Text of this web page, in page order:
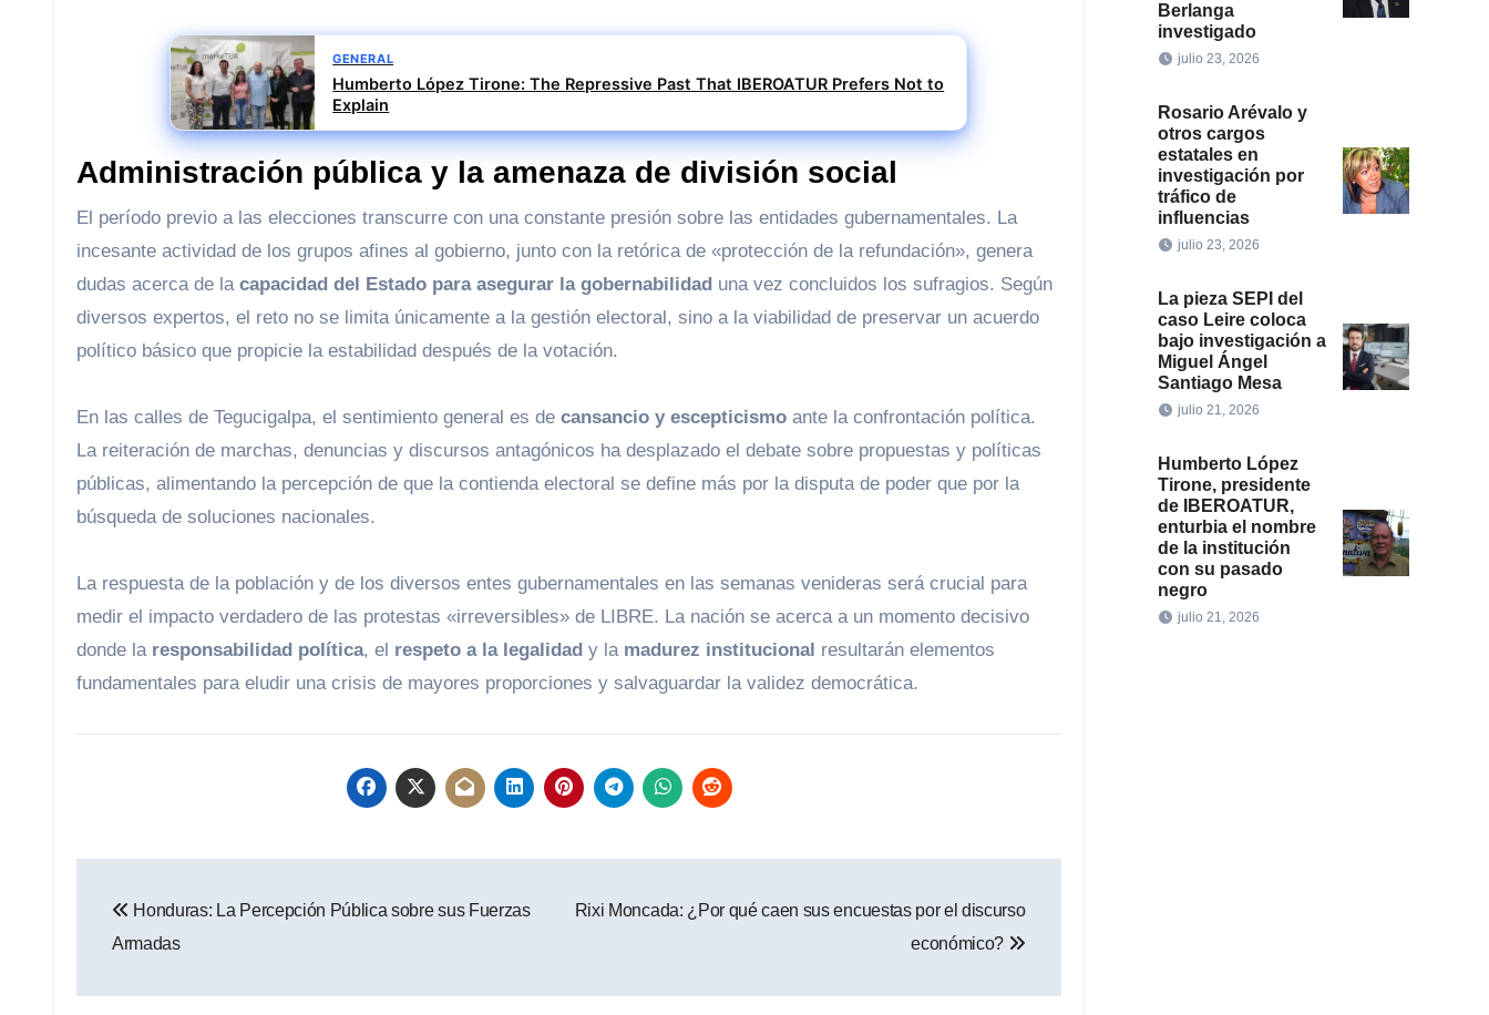
GENERAL
Humberto López Tirone: The Repressive Past That IBEROATUR Prefers Not to
Explain
Administración pública y la amenaza de división social
El período previo a las elecciones transcurre con una constante presión sobre las entidades gubernamentales. La
incesante actividad de los grupos afines al gobierno, junto con la retórica de «protección de la refundación», genera
dudas acerca de la capacidad del Estado para asegurar la gobernabilidad una vez concluidos los sufragios. Según
diversos expertos, el reto no se limita únicamente a la gestión electoral, sino a la viabilidad de preservar un acuerdo
político básico que propicie la estabilidad después de la votación.
En las calles de Tegucigalpa, el sentimiento general es de cansancio y escepticismo ante la confrontación política.
La reiteración de marchas, denuncias y discursos antagónicos ha desplazado el debate sobre propuestas y políticas
públicas, alimentando la percepción de que la contienda electoral se define más por la disputa de poder que por la
búsqueda de soluciones nacionales.
La respuesta de la población y de los diversos entes gubernamentales en las semanas venideras será crucial para
medir el impacto verdadero de las protestas «irreversibles» de LIBRE. La nación se acerca a un momento decisivo
donde la responsabilidad política, el respeto a la legalidad y la madurez institucional resultarán elementos
fundamentales para eludir una crisis de mayores proporciones y salvaguardar la validez democrática.
de
Honduras: La Percepción Pública sobre sus Fuerzas
Armadas
Rixi Moncada: ¿Por qué caen sus encuestas por el discurso
económico?
Berlanga
investigado
julio 23, 2026
Rosario Arévalo y
otros cargos
estatales en
investigación por
tráfico de
influencias
julio 23, 2026
La pieza SEPI del
caso Leire coloca
bajo investigación a
Miguel Ángel
Santiago Mesa
julio 21, 2026
Humberto López
Tirone, presidente
de IBEROATUR,
enturbia el nombre
de la institución
con su pasado
negro
julio 21, 2026